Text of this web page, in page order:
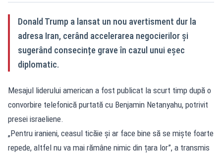
Donald Trump a lansat un nou avertisment dur la
adresa Iran, cerând accelerarea negocierilor și
sugerând consecințe grave în cazul unui eșec
diplomatic.
Mesajul liderului american a fost publicat la scurt timp după o
convorbire telefonică purtată cu Benjamin Netanyahu, potrivit
presei israeliene.
„Pentru iranieni, ceasul ticăie și ar face bine să se miște foarte
repede, altfel nu va mai rămâne nimic din țara lor”, a transmis